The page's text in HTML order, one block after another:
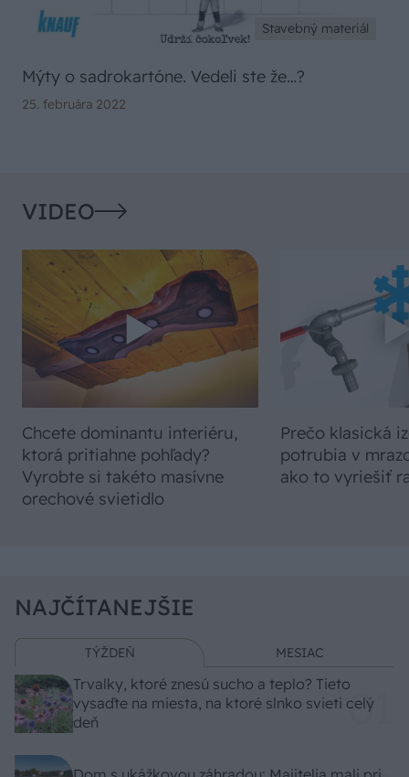
Stavebný materiál
Mýty o sadrokartóne. Vedeli ste že…?
25. februára 2022
VIDEO
Chcete dominantu interiéru,
ktorá pritiahne pohľady?
Vyrobte si takéto masívne
orechové svietidlo
Prečo klasická
potrubia v
ako to vyriešiť
NAJČÍTANEJŠIE
TÝŽDEŇ MESIAC
Trvalky, ktoré znesú sucho a teplo? Tieto
vysaďte na miesta, na ktoré slnko svieti celý
deň